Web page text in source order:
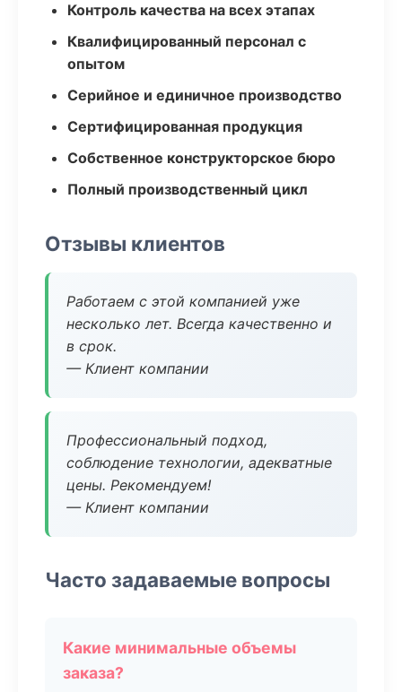
Контроль качества на всех этапах
Квалифицированный персонал с
опытом
Серийное и единичное производство
Сертифицированная продукция
Собственное конструкторское бюро
Полный производственный цикл
Отзывы клиентов
Работаем с этой компанией уже
несколько лет. Всегда качественно и
в срок.
— Клиент компании
Профессиональный подход,
соблюдение технологии, адекватные
цены. Рекомендуем!
— Клиент компании
Часто задаваемые вопросы
Какие минимальные объемы
заказа?